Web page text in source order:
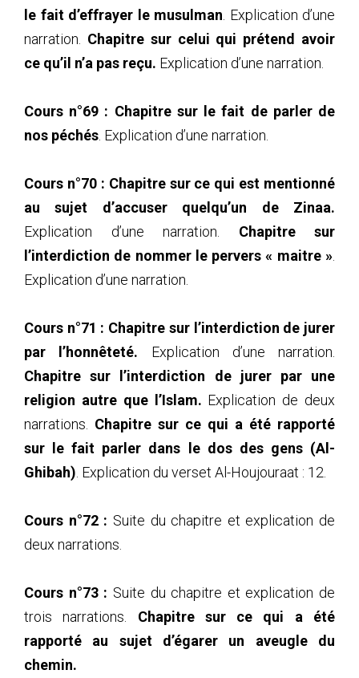
le fait d’effrayer le musulman . Explication d’une
narration. Chapitre sur celui qui prétend avoir
ce qu’il n’a pas reçu. Explication d’une narration.
Cours n°69 : Chapitre sur le fait de parler de
nos péchés . Explication d’une narration.
Cours n°70 : Chapitre sur ce qui est mentionné
au sujet d’accuser quelqu’un de Zinaa.
Explication d’une narration. Chapitre sur
l’interdiction de nommer le pervers « maitre »
Explication d’une narration.
Cours n°71 : Chapitre sur l’interdiction de jurer
par l’honnêteté. Explication d’une narration.
Chapitre sur l’interdiction de jurer par une
religion autre que l’Islam. Explication de deux
narrations. Chapitre sur ce qui a été rapporté
sur le fait parler dans le dos des gens (Al-
Ghibah) . Explication du verset Al-Houjouraat : 12.
Cours n°72 : Suite du chapitre et explication de
deux narrations.
Cours n°73 : Suite du chapitre et explication de
trois narrations. Chapitre sur ce qui a été
rapporté au sujet d’égarer un aveugle du
chemin.